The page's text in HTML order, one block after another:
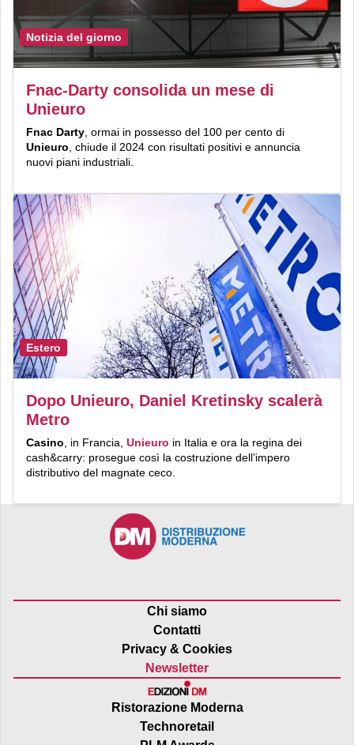
Notizia del giorno
Fnac-Darty consolida un mese di
Unieuro
Fnac Darty , ormai in possesso del 100 per cento di
Unieuro , chiude il 2024 con risultati positivi e annuncia
nuovi piani industriali.
Estero
Dopo Unieuro, Daniel Kretinsky scalerà
Metro
Casino , in Francia, Unieuro in Italia e ora la regina dei
cash&carry: prosegue così la costruzione dell’impero
distributivo del magnate ceco.
Chi siamo
Contatti
Privacy & Cookies
Newsletter
Ristorazione Moderna
Technoretail